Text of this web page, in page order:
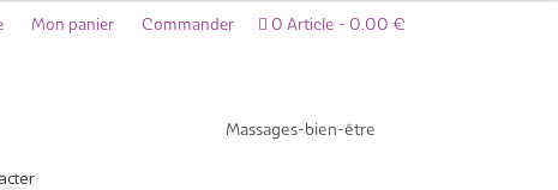
Mon panier Commander 0 Article 0.00 €
Massages-bien-être